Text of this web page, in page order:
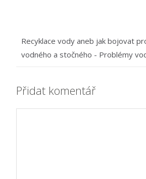
Recyklace vody aneb jak bojovat
vodného a stočného - Problémy
Přidat komentář